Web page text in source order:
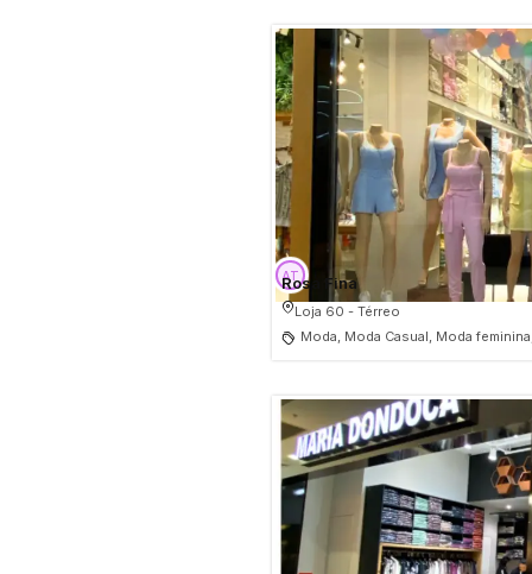
Rosa Fina
Loja 60 - Térreo
Moda, Moda Casual, Moda